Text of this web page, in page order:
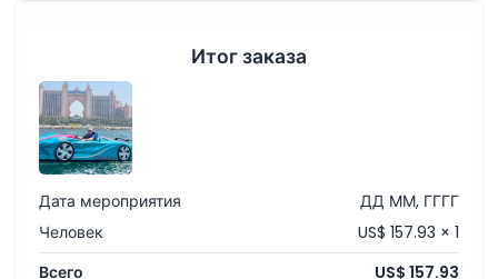
Итог заказа
Дата мероприятия
ДД ММ, ГГГГ
Человек
US$ 157.93 × 1
Всего
US$ 157.93